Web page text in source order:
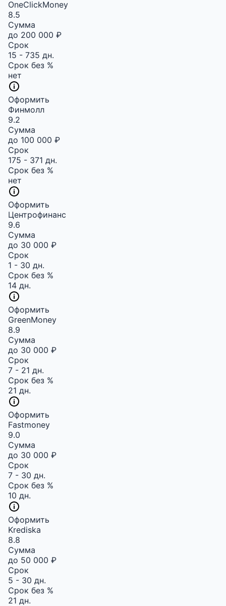
OneClickMoney
8.5
Сумма
до 200 000 ₽
Срок
15 - 735 дн.
Срок без %
нет
Оформить
Финмолл
9.2
Сумма
до 100 000 ₽
Срок
175 - 371 дн.
Срок без %
нет
Оформить
Центрофинанс
9.6
Сумма
до 30 000 ₽
Срок
1 - 30 дн.
Срок без %
14 дн.
Оформить
GreenMoney
8.9
Сумма
до 30 000 ₽
Срок
7 - 21 дн.
Срок без %
21 дн.
Оформить
Fastmoney
9.0
Сумма
до 30 000 ₽
Срок
7 - 30 дн.
Срок без %
10 дн.
Оформить
Krediska
8.8
Сумма
до 50 000 ₽
Срок
5 - 30 дн.
Срок без %
21 дн.